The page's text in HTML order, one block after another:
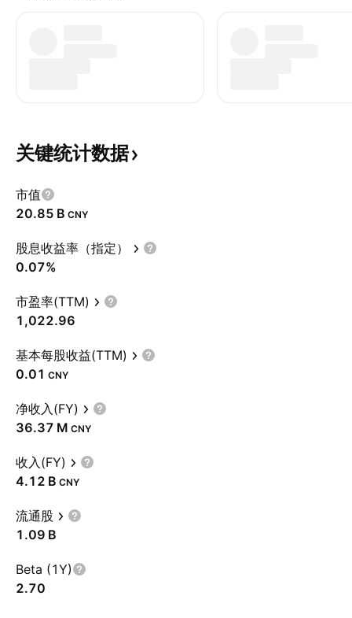
关键统计数据
市值
‪20.85 B‬ CNY
股息收益率（指定）
0.07%
市盈率(TTM)
1,022.96
基本每股收益(TTM)
0.01 CNY
净收入(FY)
‪36.37 M‬ CNY
收入(FY)
‪4.12 B‬ CNY
流通股
‪1.09 B‬
Beta (1Y)
2.70